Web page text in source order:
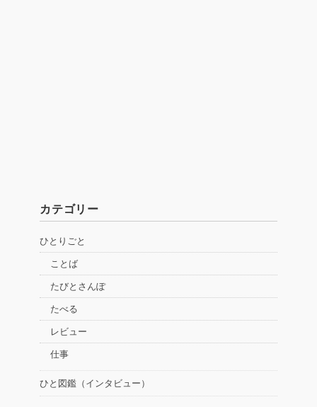
カテゴリー
ひとりごと
ことば
たびとさんぽ
たべる
レビュー
仕事
ひと図鑑（インタビュー）